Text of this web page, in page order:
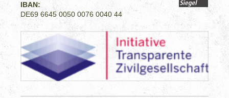
IBAN:
DE69 6645 0050 0076 0040 44